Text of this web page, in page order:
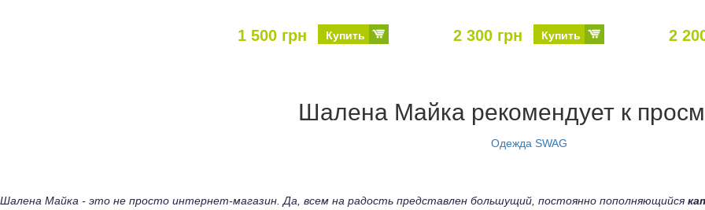
1 500 грн Купить 2 300 грн Купить 2
Шалена Майка рекомендует к
Одежда SWAG
Шалена Майка - это не просто интернет-магазин. Да, всем на радость представлен большущий, постоянно пополняющийся